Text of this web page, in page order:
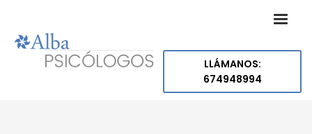
LLÁMANOS:
674948994